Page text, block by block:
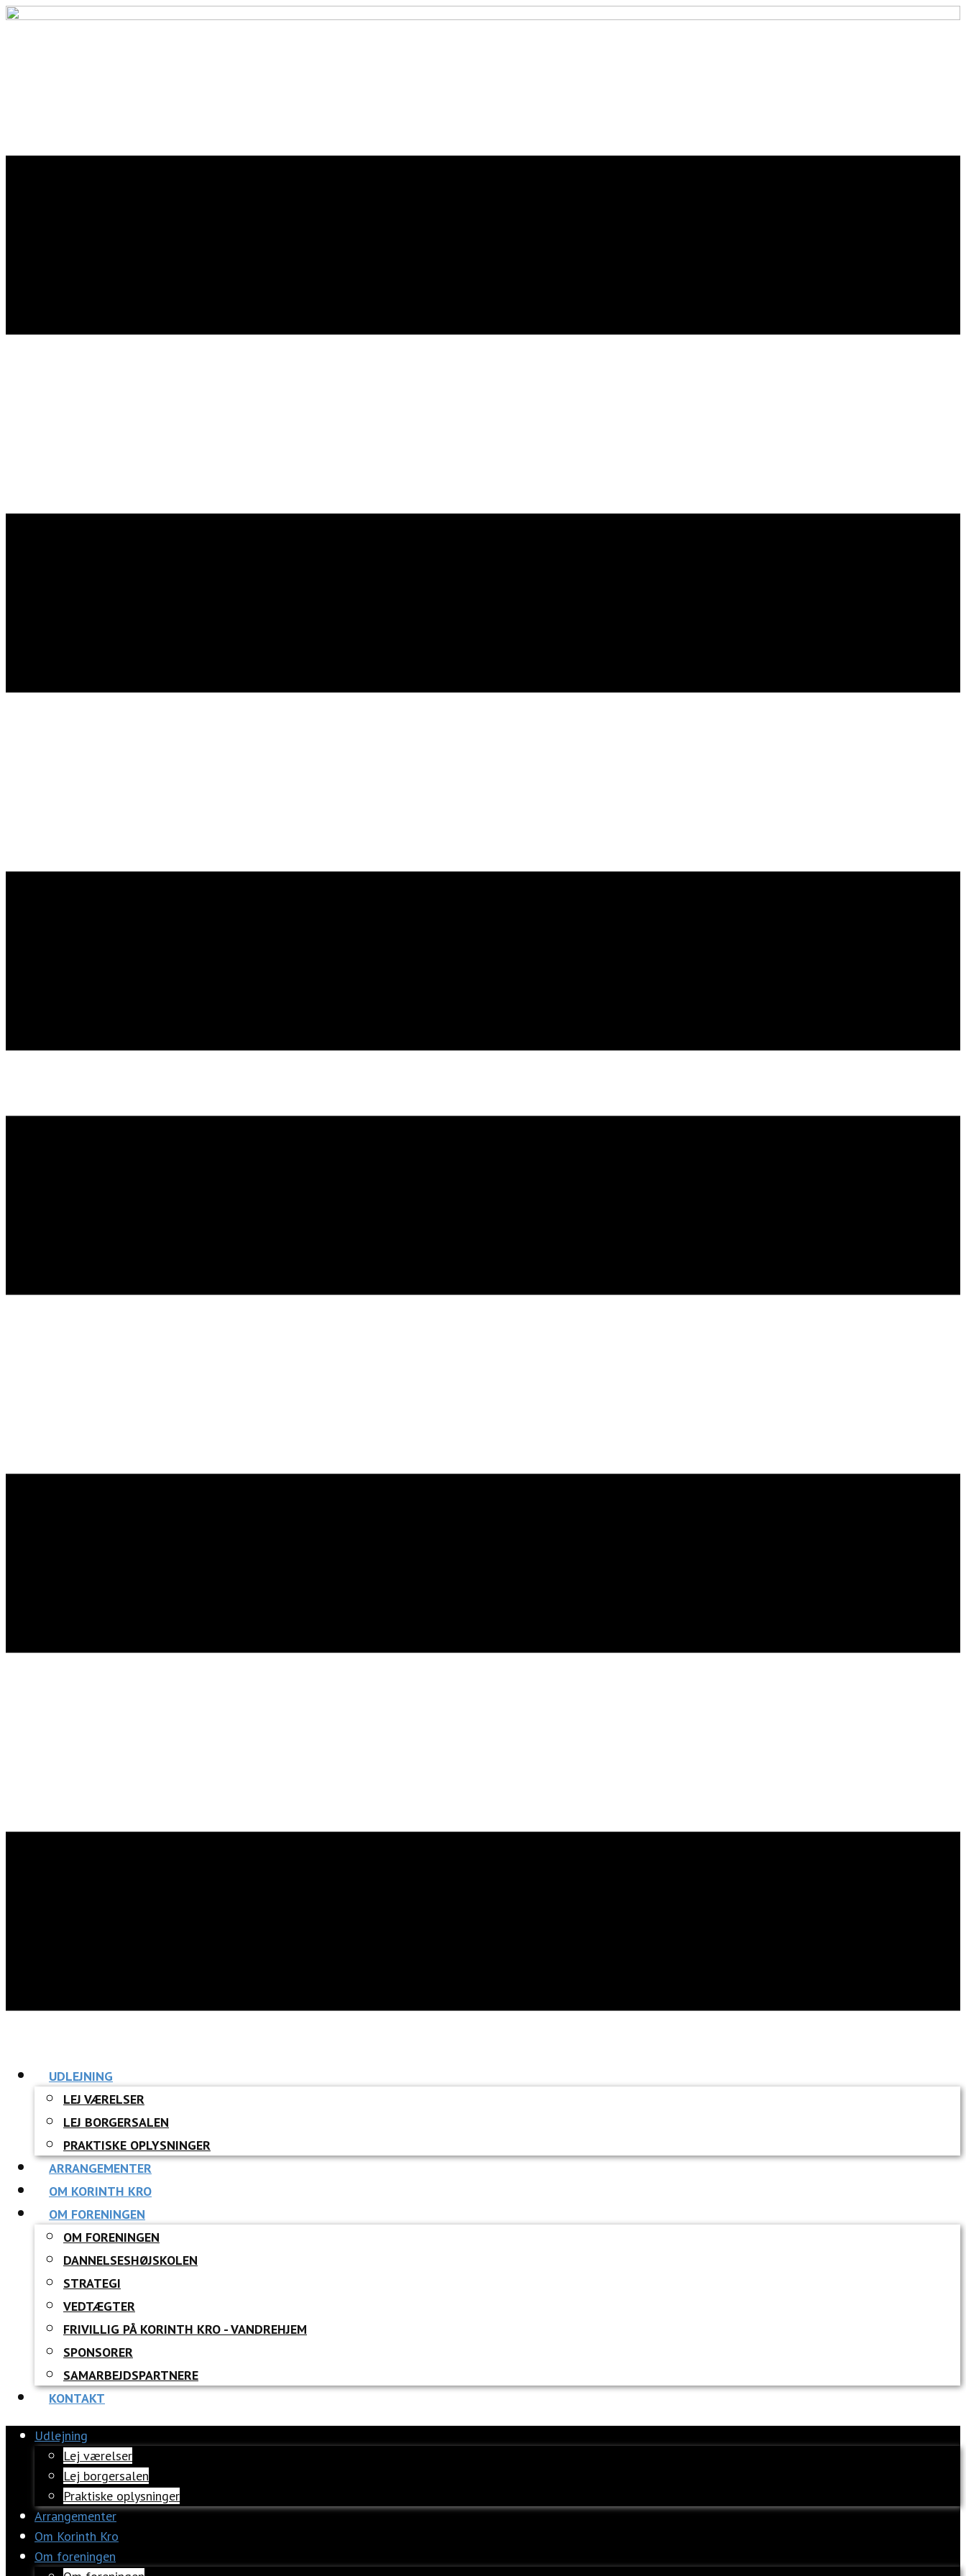
UDLEJNING
LEJ VÆRELSER
LEJ BORGERSALEN
PRAKTISKE OPLYSNINGER
ARRANGEMENTER
OM KORINTH KRO
OM FORENINGEN
OM FORENINGEN
DANNELSESHØJSKOLEN
STRATEGI
VEDTÆGTER
FRIVILLIG PÅ KORINTH KRO - VANDREHJEM
SPONSORER
SAMARBEJDSPARTNERE
KONTAKT
Udlejning
Lej værelser
Lej borgersalen
Praktiske oplysninger
Arrangementer
Om Korinth Kro
Om foreningen